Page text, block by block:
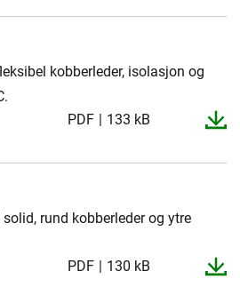
kobberleder, isolasjon og
PDF 133 kB
rund kobberleder og ytre
PDF 130 kB